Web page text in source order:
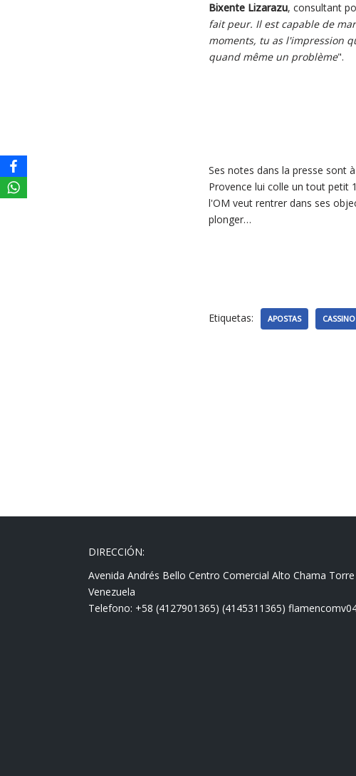
Bixente Lizarazu, consultant
fait peur. Il est capable de
moments, tu as l'impression
quand même un problème".
Ses notes dans la presse sont
Provence lui colle un tout petit
l'OM veut rentrer dans ses
plonger…
Etiquetas: APOSTAS CASSINO
DIRECCIÓN:
Avenida Andrés Bello Centro Comercial Alto Chama
Venezuela
Telefono: +58 (4127901365) (4145311365)